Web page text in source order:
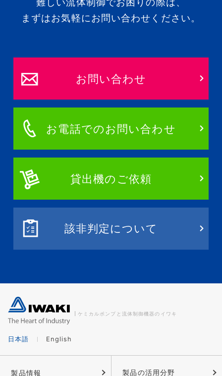
まずはお気軽にお問い合わせください。
お問い合わせ
お電話でのお問い合わせ
貸出機のご依頼
該非判定について
ケミカルポンプと流体制御機器のイワキ
日本語 English
製品情報 製品の活用分野